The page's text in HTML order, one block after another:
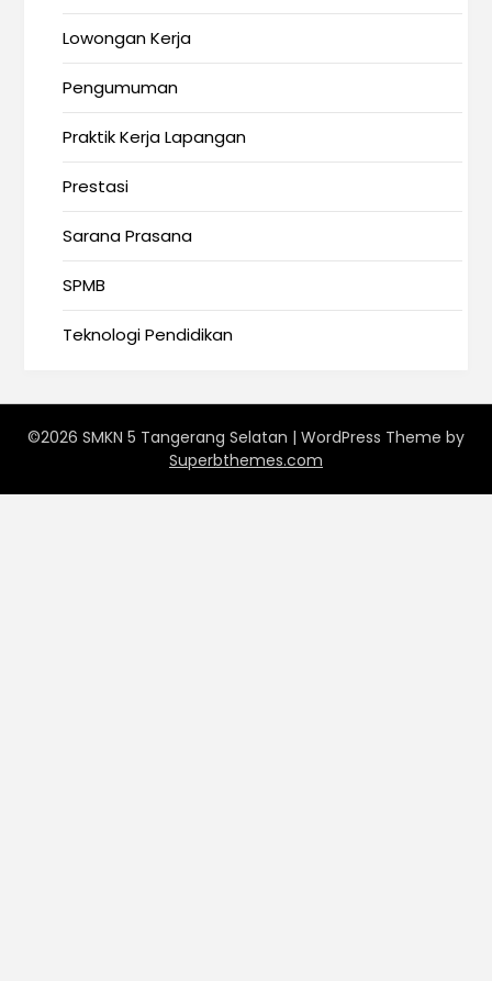
Lowongan Kerja
Pengumuman
Praktik Kerja Lapangan
Prestasi
Sarana Prasana
SPMB
Teknologi Pendidikan
©2026 SMKN 5 Tangerang Selatan | WordPress Theme by
Superbthemes.com